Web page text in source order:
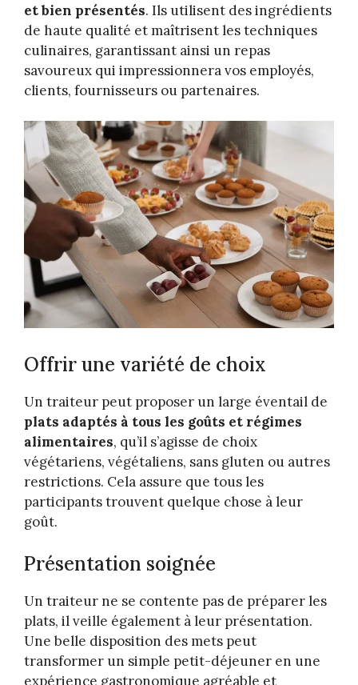
et bien présentés. Ils utilisent des ingrédients
de haute qualité et maîtrisent les techniques
culinaires, garantissant ainsi un repas
savoureux qui impressionnera vos employés,
clients, fournisseurs ou partenaires.
Offrir une variété de choix
Un traiteur peut proposer un large éventail de
plats adaptés à tous les goûts et régimes
alimentaires, qu’il s’agisse de choix
végétariens, végétaliens, sans gluten ou autres
restrictions. Cela assure que tous les
participants trouvent quelque chose à leur
goût.
Présentation soignée
Un traiteur ne se contente pas de préparer les
plats, il veille également à leur présentation.
Une belle disposition des mets peut
transformer un simple petit-déjeuner en une
expérience gastronomique agréable et